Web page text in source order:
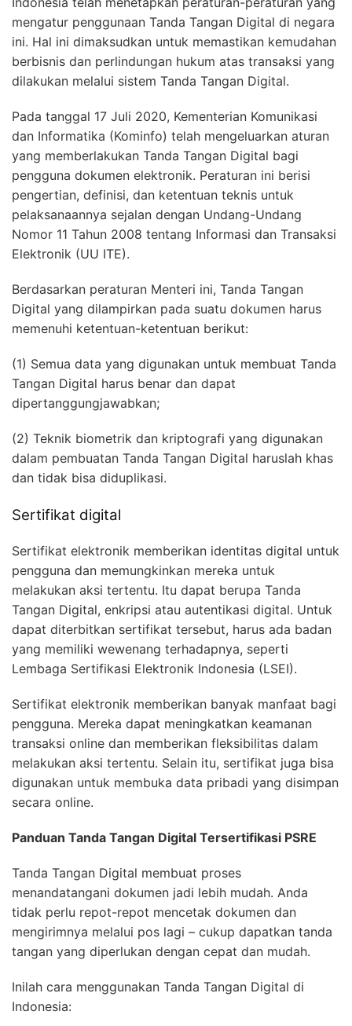
mengatur penggunaan Tanda Tangan Digital di negara
ini. Hal ini dimaksudkan untuk memastikan kemudahan
berbisnis dan perlindungan hukum atas transaksi yang
dilakukan melalui sistem Tanda Tangan Digital.
Pada tanggal 17 Juli 2020, Kementerian Komunikasi
dan Informatika (Kominfo) telah mengeluarkan aturan
yang memberlakukan Tanda Tangan Digital bagi
pengguna dokumen elektronik. Peraturan ini berisi
pengertian, definisi, dan ketentuan teknis untuk
pelaksanaannya sejalan dengan Undang-Undang
Nomor 11 Tahun 2008 tentang Informasi dan Transaksi
Elektronik (UU ITE).
Berdasarkan peraturan Menteri ini, Tanda Tangan
Digital yang dilampirkan pada suatu dokumen harus
memenuhi ketentuan-ketentuan berikut:
(1) Semua data yang digunakan untuk membuat Tanda
Tangan Digital harus benar dan dapat
dipertanggungjawabkan;
(2) Teknik biometrik dan kriptografi yang digunakan
dalam pembuatan Tanda Tangan Digital haruslah khas
dan tidak bisa diduplikasi.
Sertifikat digital
Sertifikat elektronik memberikan identitas digital untuk
pengguna dan memungkinkan mereka untuk
melakukan aksi tertentu. Itu dapat berupa Tanda
Tangan Digital, enkripsi atau autentikasi digital. Untuk
dapat diterbitkan sertifikat tersebut, harus ada badan
yang memiliki wewenang terhadapnya, seperti
Lembaga Sertifikasi Elektronik Indonesia (LSEI).
Sertifikat elektronik memberikan banyak manfaat bagi
pengguna. Mereka dapat meningkatkan keamanan
transaksi online dan memberikan fleksibilitas dalam
melakukan aksi tertentu. Selain itu, sertifikat juga bisa
digunakan untuk membuka data pribadi yang disimpan
secara online.
Panduan Tanda Tangan Digital Tersertifikasi PSRE
Tanda Tangan Digital membuat proses
menandatangani dokumen jadi lebih mudah. Anda
tidak perlu repot-repot mencetak dokumen dan
mengirimnya melalui pos lagi – cukup dapatkan tanda
tangan yang diperlukan dengan cepat dan mudah.
Inilah cara menggunakan Tanda Tangan Digital di
Indonesia: